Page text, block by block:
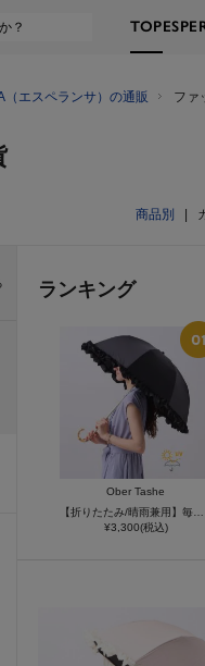
TOP
（エスペランサ）の通販 ファ
商品別
ランキング
Ober Tashe
¥3,300(税込)